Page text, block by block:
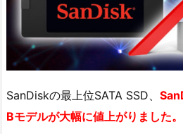
SanDiskの最上位SATA SSD、
Bモデルが大幅に値上がりました。